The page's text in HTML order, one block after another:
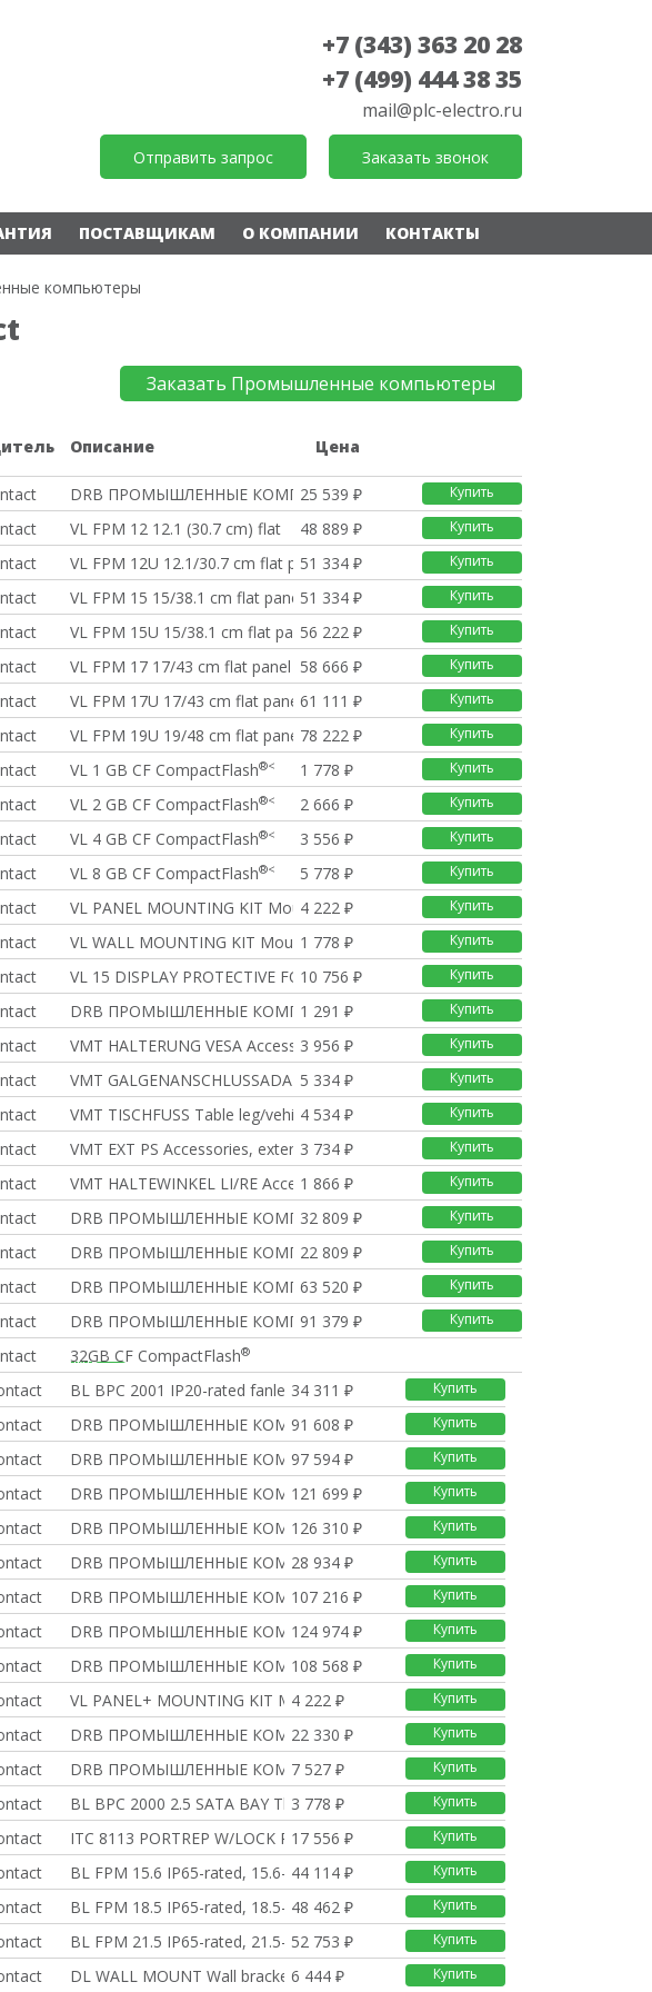
+7 (343) 363 20 28
+7 (499) 444 38 35
mail@plc-electro.ru
Отправить запрос Заказать звонок
ПОСТАВЩИКАМ О КОМПАНИИ КОНТАКТЫ
компьютеры
Заказать Промышленные компьютеры
Описание Цена
DRB ПРОМЫШЛЕННЫЕ КОМПЬЮТЕРЫ
25 539 ₽ Купить
VL FPM 12 12.1 (30.7 cm) flat 48 889 ₽ Купить
VL FPM 12U 12.1/30.7 cm flat p 51 334 ₽ Купить
VL FPM 15 15/38.1 cm flat pane 51 334 ₽ Купить
VL FPM 15U 15/38.1 cm flat pan56 222 ₽ Купить
VL FPM 17 17/43 cm flat panel 58 666 ₽ Купить
VL FPM 17U 17/43 cm flat panel61 111 ₽ Купить
VL FPM 19U 19/48 cm flat panel78 222 ₽ Купить
VL 1 GB CF CompactFlash®< 1 778 ₽ Купить
VL 2 GB CF CompactFlash®< 2 666 ₽ Купить
VL 4 GB CF CompactFlash®< 3 556 ₽ Купить
VL 8 GB CF CompactFlash®< 5 778 ₽ Купить
VL PANEL MOUNTING KIT Mounting
4 222 ₽ Купить
VL WALL MOUNTING KIT Mounting
1 778 ₽ Купить
VL 15 DISPLAY PROTECTIVE FOIL10 756 ₽ Купить
DRB ПРОМЫШЛЕННЫЕ КОМПЬЮТЕРЫ
1 291 ₽ Купить
VMT HALTERUNG VESA Accessories
3 956 ₽ Купить
VMT GALGENANSCHLUSSADAPTER Acc
5 334 ₽ Купить
VMT TISCHFUSS Table leg/vehicl4 534 ₽ Купить
VMT EXT PS Accessories, extern3 734 ₽ Купить
VMT HALTEWINKEL LI/RE Accessor1 866 ₽ Купить
DRB ПРОМЫШЛЕННЫЕ КОМПЬЮТЕРЫ
32 809 ₽ Купить
DRB ПРОМЫШЛЕННЫЕ КОМПЬЮТЕРЫ
22 809 ₽ Купить
DRB ПРОМЫШЛЕННЫЕ КОМПЬЮТЕРЫ
63 520 ₽ Купить
DRB ПРОМЫШЛЕННЫЕ КОМПЬЮТЕРЫ
91 379 ₽ Купить
32GB CF CompactFlash®
22 222 ₽
Купить
BL BPC 2001 IP20-rated fanless34 311 ₽ Купить
DRB ПРОМЫШЛЕННЫЕ КОМПЬЮТЕРЫ
91 608 ₽ Купить
DRB ПРОМЫШЛЕННЫЕ КОМПЬЮТЕРЫ
97 594 ₽ Купить
DRB ПРОМЫШЛЕННЫЕ КОМПЬЮТЕРЫ
121 699 ₽ Купить
DRB ПРОМЫШЛЕННЫЕ КОМПЬЮТЕРЫ
126 310 ₽ Купить
DRB ПРОМЫШЛЕННЫЕ КОМПЬЮТЕРЫ
28 934 ₽ Купить
DRB ПРОМЫШЛЕННЫЕ КОМПЬЮТЕРЫ
107 216 ₽ Купить
DRB ПРОМЫШЛЕННЫЕ КОМПЬЮТЕРЫ
124 974 ₽ Купить
DRB ПРОМЫШЛЕННЫЕ КОМПЬЮТЕРЫ
108 568 ₽ Купить
VL PANEL+ MOUNTING KIT Mountin
4 222 ₽ Купить
DRB ПРОМЫШЛЕННЫЕ КОМПЬЮТЕРЫ
22 330 ₽ Купить
DRB ПРОМЫШЛЕННЫЕ КОМПЬЮТЕРЫ
7 527 ₽ Купить
BL BPC 2000 2.5 SATA BAY The B3 778 ₽ Купить
ITC 8113 PORTREP W/LOCK Rotata
17 556 ₽ Купить
BL FPM 15.6 IP65-rated, 15.6-i 44 114 ₽ Купить
BL FPM 18.5 IP65-rated, 18.5-i 48 462 ₽ Купить
BL FPM 21.5 IP65-rated, 21.5-i 52 753 ₽ Купить
DL WALL MOUNT Wall bracket for
6 444 ₽ Купить